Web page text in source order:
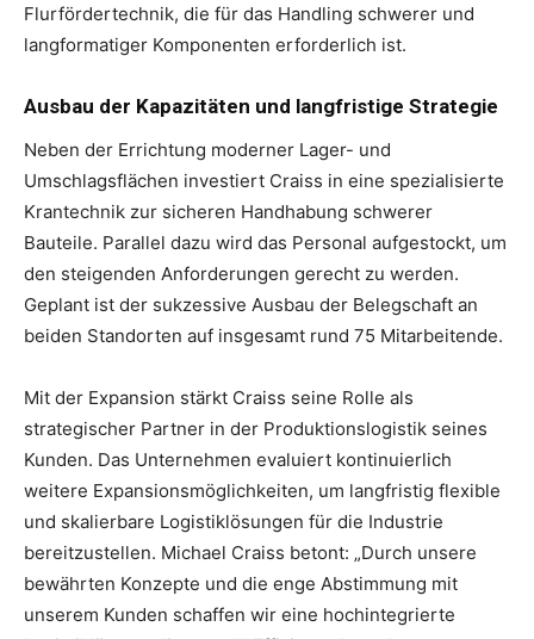
Flurfördertechnik, die für das Handling schwerer und
langformatiger Komponenten erforderlich ist.
Ausbau der Kapazitäten und langfristige Strategie
Neben der Errichtung moderner Lager- und
Umschlagsflächen investiert Craiss in eine spezialisierte
Krantechnik zur sicheren Handhabung schwerer
Bauteile. Parallel dazu wird das Personal aufgestockt, um
den steigenden Anforderungen gerecht zu werden.
Geplant ist der sukzessive Ausbau der Belegschaft an
beiden Standorten auf insgesamt rund 75 Mitarbeitende.
Mit der Expansion stärkt Craiss seine Rolle als
strategischer Partner in der Produktionslogistik seines
Kunden. Das Unternehmen evaluiert kontinuierlich
weitere Expansionsmöglichkeiten, um langfristig flexible
und skalierbare Logistiklösungen für die Industrie
bereitzustellen. Michael Craiss betont: „Durch unsere
bewährten Konzepte und die enge Abstimmung mit
unserem Kunden schaffen wir eine hochintegrierte